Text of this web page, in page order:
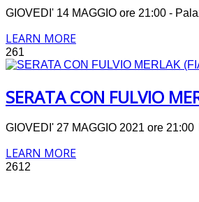
GIOVEDI' 14 MAGGIO ore 21:00 -
LEARN MORE
261
SERATA CON FULVIO
GIOVEDI' 27 MAGGIO 2021 ore
LEARN MORE
2612